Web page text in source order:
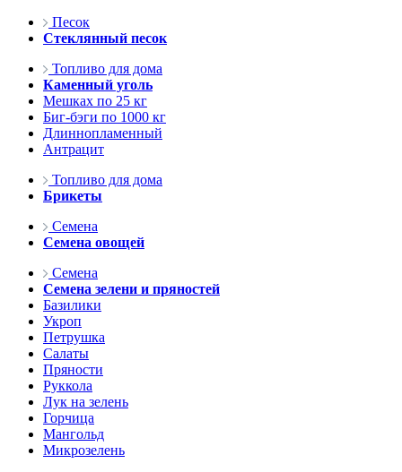
Песок
Стеклянный песок
Топливо для дома
Каменный уголь
Мешках по 25 кг
Биг-бэги по 1000 кг
Длиннопламенный
Антрацит
Топливо для дома
Брикеты
Семена
Семена овощей
Семена
Семена зелени и пряностей
Базилики
Укроп
Петрушка
Салаты
Пряности
Руккола
Лук на зелень
Горчица
Мангольд
Микрозелень